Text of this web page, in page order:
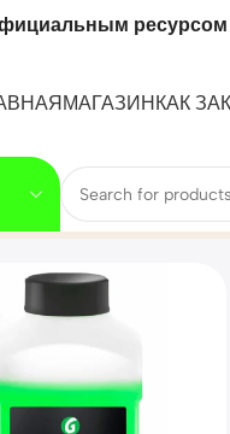
МАГАЗИНКАК
активная пена